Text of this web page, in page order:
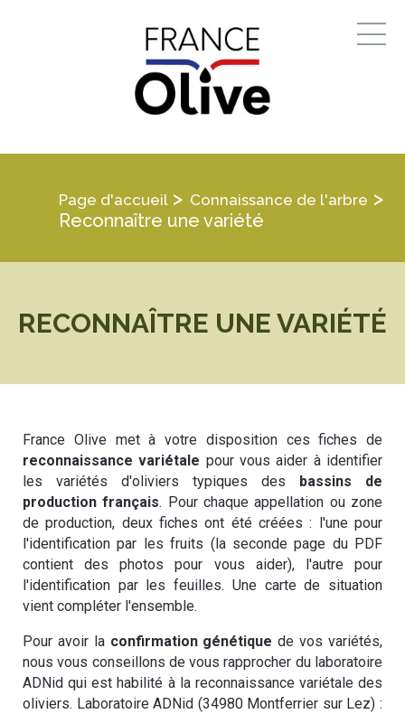
Page d'accueil > Connaissance de l'arbre >
Reconnaître une variété
RECONNAÎTRE UNE VARIÉTÉ
France Olive met à votre disposition ces fiches de
reconnaissance variétale pour vous aider à identifier
les variétés d'oliviers typiques des
bassins de
production français. Pour chaque appellation ou zone
de production, deux fiches ont été créées : l'une pour
l'identification par les fruits (la seconde page du PDF
contient des photos pour vous aider), l'autre pour
l'identification par les feuilles. Une carte de situation
vient compléter l'ensemble.
Pour avoir la confirmation génétique de vos variétés,
nous vous conseillons de vous rapprocher du laboratoire
ADNid qui est habilité à la reconnaissance variétale des
oliviers. Laboratoire ADNid (34980 Montferrier sur Lez) :